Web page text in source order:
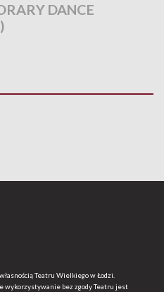
DANCE
Teatru Wielkiego w Łodzi.
bez zgody Teatru jest